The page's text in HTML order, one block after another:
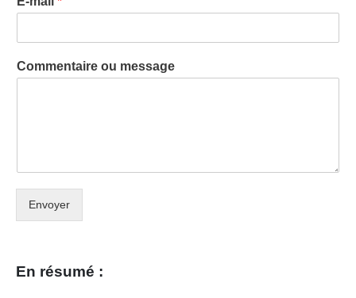
Commentaire ou message
Envoyer
En résumé :